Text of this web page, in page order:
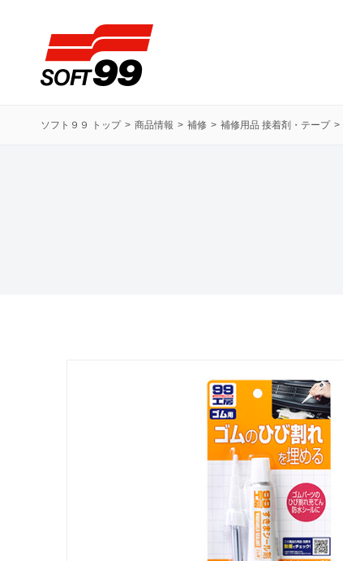
ソフト９９ トップ 商品情報 補修 補修用品 接着剤・テープ